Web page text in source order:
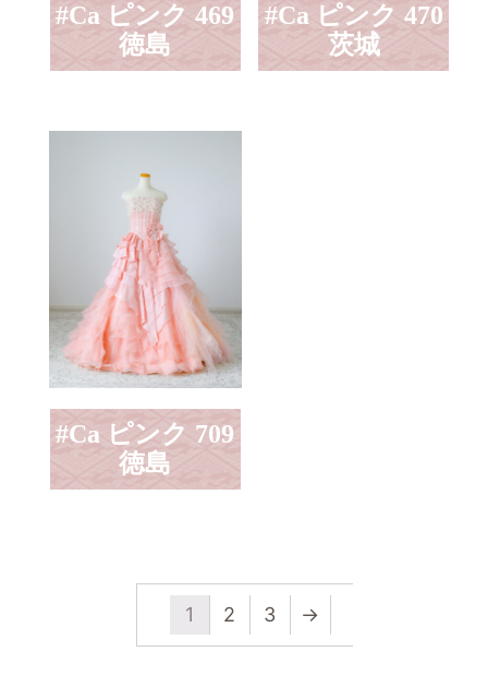
#Ca ピンク 469
徳島
#Ca ピンク 470
茨城
#Ca ピンク 709
徳島
1 2 3 →